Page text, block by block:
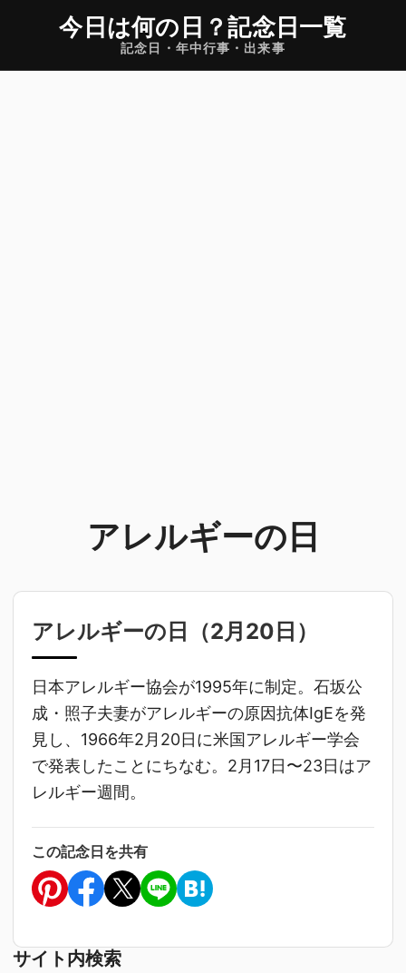
今日は何の日 ？記念日一覧
記念日・年中行事・出来事
アレルギーの日
アレルギーの日（2月20日 ）
日本アレルギー協会が1995年に制定。石坂公
成・照子夫妻がアレルギーの原因抗体IgEを発
見し、1966年2月20日に米国アレルギー学会
で発表したことにちなむ。2月17日〜23日はア
レルギー週間。
この記念日を共有
サイト内検索